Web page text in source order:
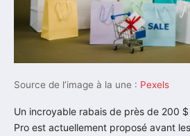
Source de l’image à la une : Pexels
Un incroyable rabais de près de 200
Pro est actuellement proposé avant